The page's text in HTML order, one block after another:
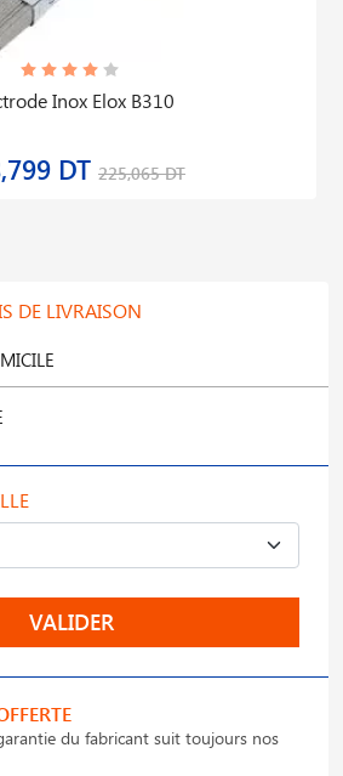
Inox Elox B310
DT 225,065 DT
DE LIVRAISON
VALIDER
du fabricant suit toujours nos